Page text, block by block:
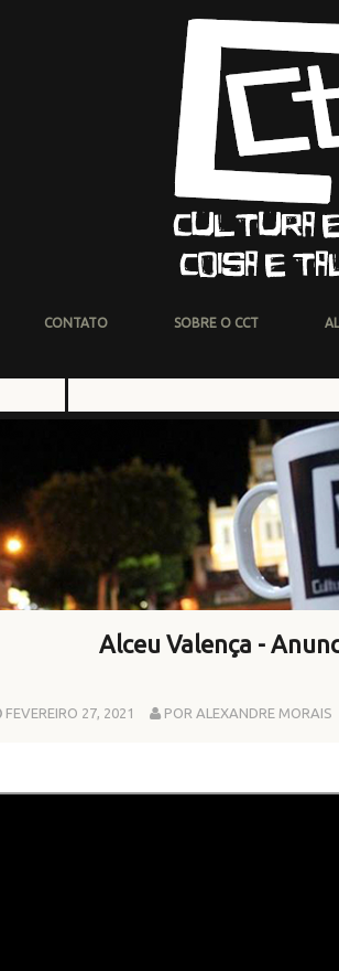
CONTATO SOBRE O CCT
Alceu Valença -
FEVEREIRO 27, 2021 POR ALEXANDRE MORAIS